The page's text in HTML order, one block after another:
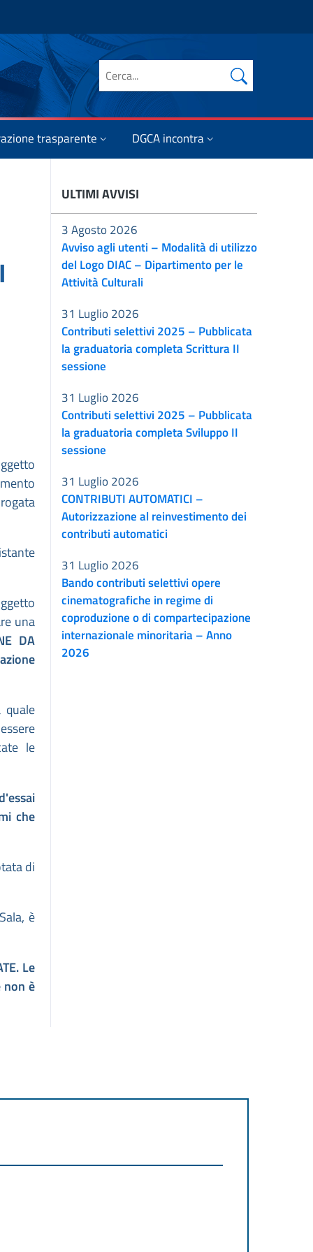
Cerca nel sito
trasparente DGCA incontra
una
DA
quale
le
che
di
è
Le
non è
ULTIMI AVVISI
Avviso agli utenti – Modalità di utilizzo
del Logo DIAC – Dipartimento per le
Attività Culturali
3 Agosto 2026
Contributi selettivi 2025 – Pubblicata
la graduatoria completa Scrittura II
sessione
31 Luglio 2026
Contributi selettivi 2025 – Pubblicata
la graduatoria completa Sviluppo II
sessione
31 Luglio 2026
CONTRIBUTI AUTOMATICI –
Autorizzazione al reinvestimento dei
contributi automatici
31 Luglio 2026
Bando contributi selettivi opere
cinematografiche in regime di
coproduzione o di compartecipazione
internazionale minoritaria – Anno
2026
31 Luglio 2026